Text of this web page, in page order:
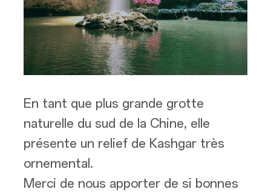
En tant que plus grande grotte
naturelle du sud de la Chine, elle
présente un relief de Kashgar très
ornemental.
Merci de nous apporter de si bonnes